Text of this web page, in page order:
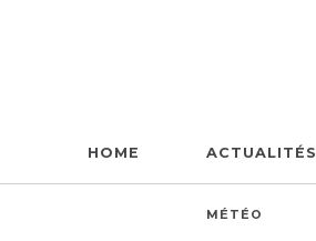
HOME ACTUALITÉS
MÉTÉO